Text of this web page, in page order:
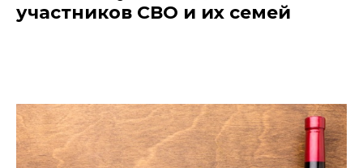
участников СВО и их семей